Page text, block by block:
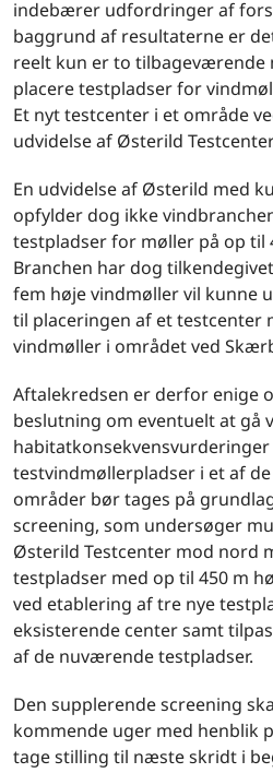
indebærer udfordringer af
baggrund af resultaterne er
reelt kun er to tilbageværende
placere testpladser for
Et nyt testcenter i et område
udvidelse af Østerild
En udvidelse af Østerild med
opfylder dog ikke
testpladser for møller på op til
Branchen har dog
fem høje vindmøller vil kunne
til placeringen af et testcenter
vindmøller i området ved
Aftalekredsen er derfor enige
beslutning om eventuelt at gå
testvindmøllerpladser i et af
områder bør tages på
screening, som undersøger
Østerild Testcenter mod nord
testpladser med op til 450 m
ved etablering af tre nye
eksisterende center samt
af de nuværende testpladser.
Den supplerende screening
kommende uger med henblik
tage stilling til næste skridt i